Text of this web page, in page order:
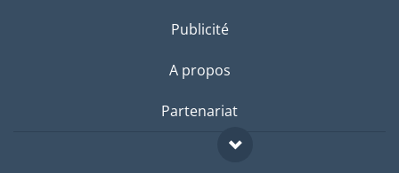
Publicité
A propos
Partenariat